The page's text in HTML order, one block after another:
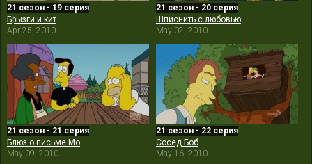
21 сезон - 19 серия
Брызги и кит
Apr 25, 2010
21 сезон - 20 серия
Шпионить с любовью
May 02, 2010
21 сезон - 21 серия
Блюз о письме Мо
May 09, 2010
21 сезон - 22 серия
Сосед Боб
May 16, 2010